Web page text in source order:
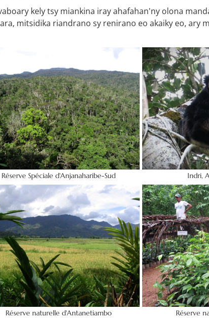
kely tsy miankina iray ahafahan'ny olona
mitsidika riandrano sy renirano eo akaiky eo, ary
Réserve Spéciale d'Anjanaharibe-Sud Indri,
Réserve naturelle d'Antanetiambo Réserve